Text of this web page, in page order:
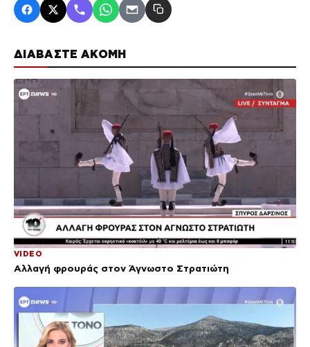
ΔΙΑΒΑΣΤΕ ΑΚΟΜΗ
VIDEO
Αλλαγή φρουράς στον Άγνωστο Στρατιώτη